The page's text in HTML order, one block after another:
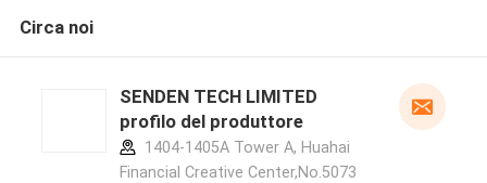
Circa noi
SENDEN TECH LIMITED
profilo del produttore
1404-1405A Tower A, Huahai
Financial Creative Center,No.5073